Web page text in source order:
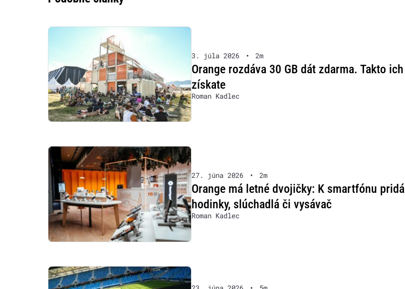
3. júla 2026 • 2m
Orange rozdáva 30 GB dát zdarma. Takto ich
získate
Roman Kadlec
27. júna 2026 • 2m
Orange má letné dvojičky: K smartfónu pridá
hodinky, slúchadlá či vysávač
Roman Kadlec